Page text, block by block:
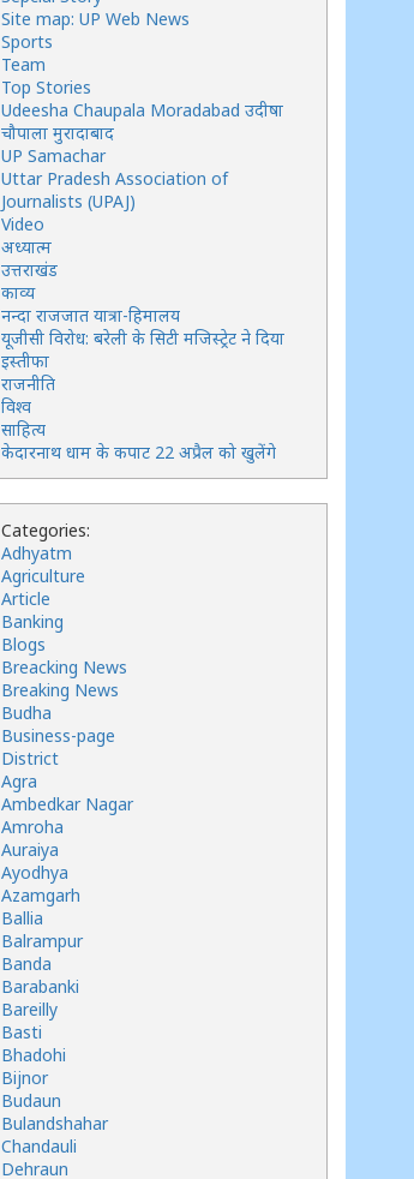
Site map: UP Web News
Sports
Team
Top Stories
Udeesha Chaupala Moradabad उदीषा
चौपाला मुरादाबाद
UP Samachar
Uttar Pradesh Association of
Journalists (UPAJ)
Video
अध्यात्म
उत्तराखंड
काव्य
नन्दा राजजात यात्रा-हिमालय
यूजीसी विरोध: बरेली के सिटी मजिस्ट्रेट ने दिया
इस्तीफा
राजनीति
विश्व
साहित्य
केदारनाथ धाम के कपाट 22 अप्रैल को खुलेंगे
Categories:
Adhyatm
Agriculture
Article
Banking
Blogs
Breacking News
Breaking News
Budha
Business-page
District
Agra
Ambedkar Nagar
Amroha
Auraiya
Ayodhya
Azamgarh
Ballia
Balrampur
Banda
Barabanki
Bareilly
Basti
Bhadohi
Bijnor
Budaun
Bulandshahar
Chandauli
Dehraun